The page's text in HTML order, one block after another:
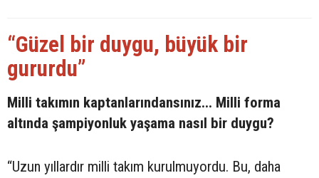
“Güzel bir duygu, büyük bir
gururdu”
Milli takımın kaptanlarındansınız... Milli forma
altında şampiyonluk yaşama nasıl bir duygu?
“Uzun yıllardır milli takım kurulmuyordu. Bu, daha